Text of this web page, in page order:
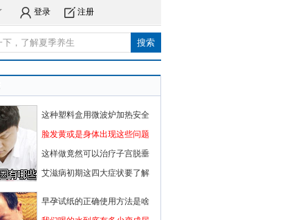
登录 注册
这种塑料盒用微波炉加热安全
脸发黄或是身体出现这些问题
这样做竟然可以治疗子宫脱垂
艾滋病初期这四大症状要了解
早孕试纸的正确使用方法是啥